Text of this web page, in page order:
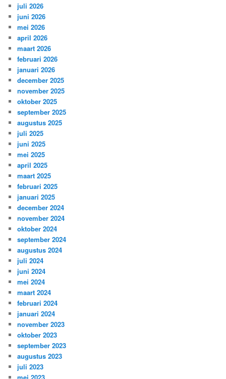
juli 2026
juni 2026
mei 2026
april 2026
maart 2026
februari 2026
januari 2026
december 2025
november 2025
oktober 2025
september 2025
augustus 2025
juli 2025
juni 2025
mei 2025
april 2025
maart 2025
februari 2025
januari 2025
december 2024
november 2024
oktober 2024
september 2024
augustus 2024
juli 2024
juni 2024
mei 2024
maart 2024
februari 2024
januari 2024
november 2023
oktober 2023
september 2023
augustus 2023
juli 2023
mei 2023